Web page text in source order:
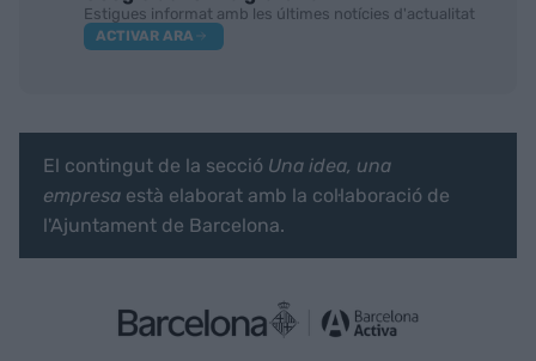
Estigues informat amb les últimes notícies d'actualitat
ACTIVAR ARA
El contingut de la secció Una idea, una
empresa està elaborat amb la col·laboració de
l'Ajuntament de Barcelona.